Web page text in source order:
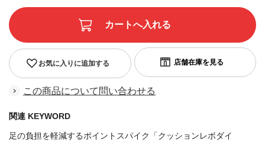
お気に入りに追加する
この商品について問い合わせる
関連 KEYWORD
足の負担を軽減するポイントスパイク「クッションレボダイ